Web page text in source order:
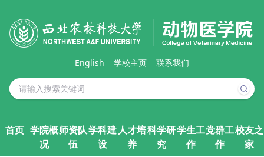
English 学校主页 联系我们
首页 学院概
况
师资队
伍
学科建
设
人才培
养
科学研
究
学生工
作
党群工
作
校友之
家